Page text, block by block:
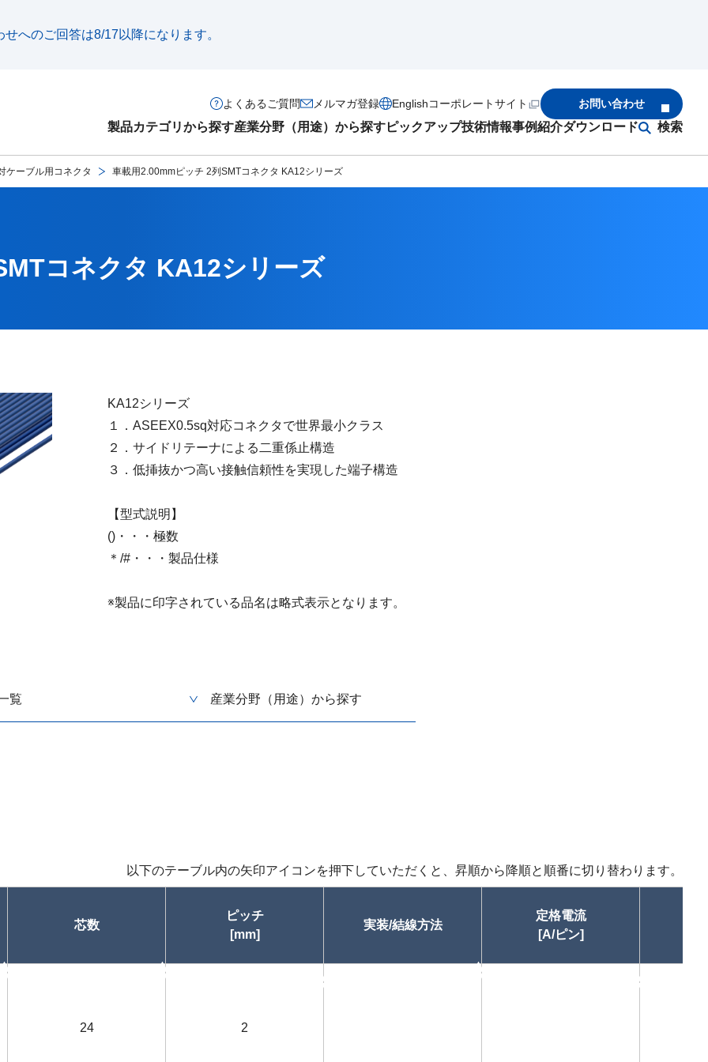
へのご回答は8/17以降になります。
製品カテゴリから探す産業分野（用途）から探すピックアップ技術情報事例紹介ダウンロード 検索
よくあるご質問 メルマガ登録 Englishコーポレートサイト お問い合わせ
ケーブル用コネクタ 車載用2.00mmピッチ 2列SMTコネクタ KA12シリーズ
コネクタ KA12シリーズ
KA12シリーズ
１．ASEEX0.5sq対応コネクタで世界最小クラス
２．サイドリテーナによる二重係止構造
３．低挿抜かつ高い接触信頼性を実現した端子構造
【型式説明】
()・・・極数
＊/#・・・製品仕様
※製品に印字されている品名は略式表示となります。
覧 産業分野（用途）から探す
以下のテーブル内の矢印アイコンを押下していただくと、昇順から降順と順番に切り替わります。
芯数
ピッチ
[mm]
実装/結線方法
定格電流
[A/ピン]
24 2